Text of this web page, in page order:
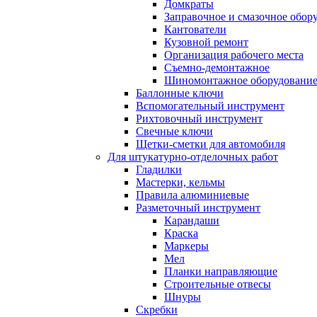
Домкраты
Заправочное и смазочное
Кантователи
Кузовной ремонт
Организация рабочего места
Съемно-демонтажное
Шиномонтажное оборудование
Баллонные ключи
Вспомогательный инструмент
Рихтовочный инструмент
Свечные ключи
Щетки-сметки для автомобиля
Для штукатурно-отделочных работ
Гладилки
Мастерки, кельмы
Правила алюминиевые
Разметочный инструмент
Карандаши
Краска
Маркеры
Мел
Планки направляющие
Строительные отвесы
Шнуры
Скребки